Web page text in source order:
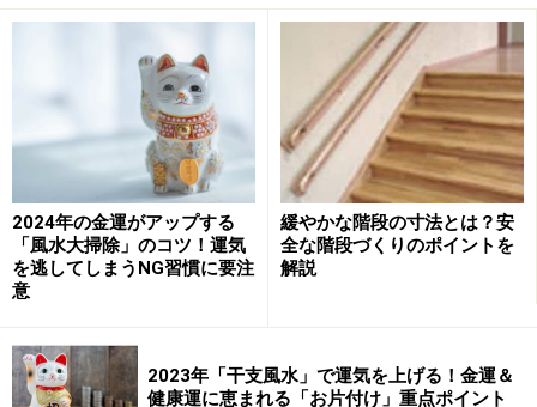
2024年の金運がアップする
「風水大掃除」のコツ！運気
を逃してしまうNG習慣に要注
意
緩やかな階段の寸法とは？安
全な階段づくりのポイントを
解説
2023年「干支風水」で運気を上げる！金運＆
健康運に恵まれる「お片付け」重点ポイント